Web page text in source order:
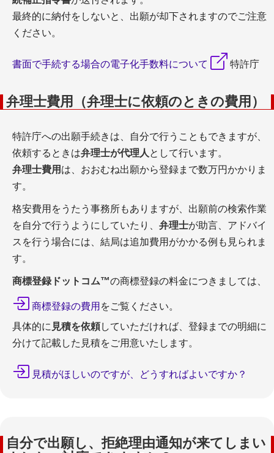
最終的に納付をしないと、出願が却下されますのでご注意
ください。
書面で手続する場合の電子化手数料について 特許庁
弁理士費用（弁理士に依頼のときの費用）
特許庁への出願手続きは、自分で行うこともできますが、
依頼するときは弁理士が代理人 として行います。
弁理士費用 は、おおむね出願から登録まで数万円かかりま
す。
格安費用をうたう事務所もありますが、出願前の検索作業
を自分で行うようにしていたり、 弁理士が助言、アドバイ
スを行う場合には、結局は追加費用がかかる例も見られま
す。
商標登録ドットコム™の商標登録の料金につきましては、
商標登録の費用 をご覧ください。
具体的に 見積を依頼していただければ、登録までの明細に
分けて記載した見積をご用意いたします。
見積がほしいのですが、どうすればよいですか？
自分で出願し、拒絶理由通知が来てしまい